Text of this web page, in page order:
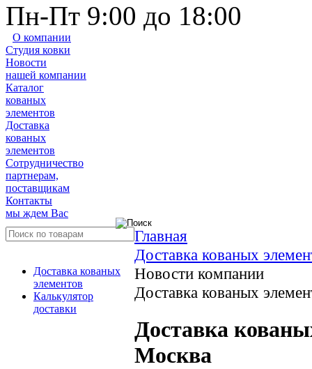
Пн-Пт 9:00 до 18:00
О компании
Студия ковки
Новости
нашей компании
Каталог
кованых
элементов
Доставка
кованых
элементов
Сотрудничество
партнерам,
поставщикам
Контакты
мы ждем Вас
Доставка кованых
элементов
Калькулятор
доставки
Главная
Доставка кованых
Новости компании
Доставка кованых
Доставка
Москва